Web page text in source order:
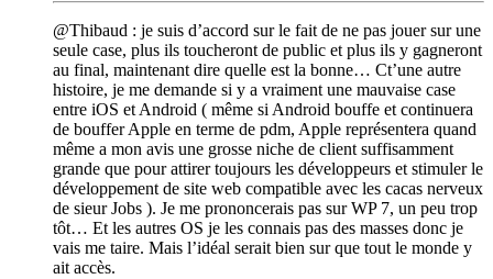
@Thibaud : je suis d’accord sur le fait de ne pas jouer sur une
seule case, plus ils toucheront de public et plus ils y gagneront
au final, maintenant dire quelle est la bonne… Ct’une autre
histoire, je me demande si y a vraiment une mauvaise case
entre iOS et Android ( même si Android bouffe et continuera
de bouffer Apple en terme de pdm, Apple représentera quand
même a mon avis une grosse niche de client suffisamment
grande que pour attirer toujours les développeurs et stimuler le
développement de site web compatible avec les cacas nerveux
de sieur Jobs ). Je me prononcerais pas sur WP 7, un peu trop
tôt… Et les autres OS je les connais pas des masses donc je
vais me taire. Mais l’idéal serait bien sur que tout le monde y
ait accès.